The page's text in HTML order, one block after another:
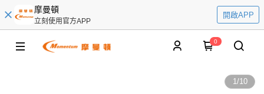
摩曼頓
立刻使用官方APP
開啟APP
0
1/10